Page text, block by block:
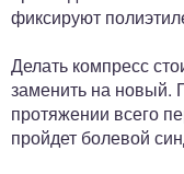
фиксируют
Делать компресс
заменить на новый.
протяжении всего
пройдет болевой